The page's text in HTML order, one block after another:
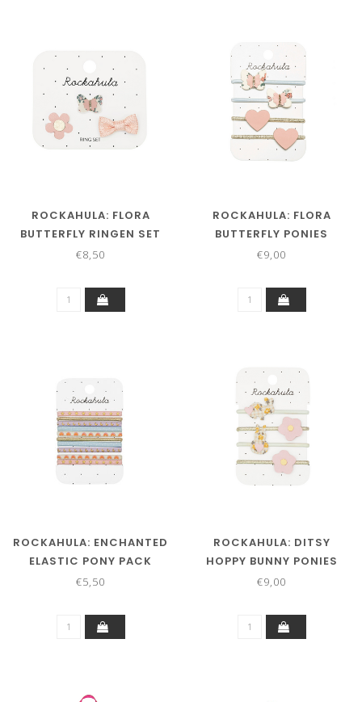
ROCKAHULA: FLORA
BUTTERFLY RINGEN SET
€8,50
ROCKAHULA: FLORA
BUTTERFLY PONIES
€9,00
ROCKAHULA: ENCHANTED
ELASTIC PONY PACK
€5,50
ROCKAHULA: DITSY
HOPPY BUNNY PONIES
€9,00